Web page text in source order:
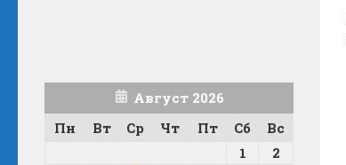
Август 2026
Пн
Вт Ср Чт Пт Сб
Вс
1
2